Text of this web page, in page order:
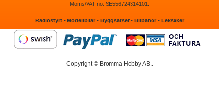
Moms/VAT no. SE556724314101.
Radiostyrt• Modellbilar• Byggsatser• Bilbanor• Leksaker
Copyright © Bromma Hobby AB..